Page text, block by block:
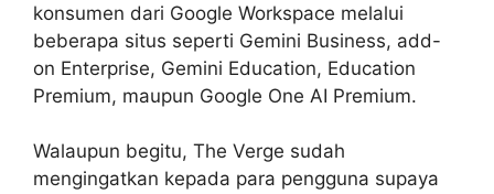
konsumen dari Google Workspace melalui
beberapa situs seperti Gemini Business, add-
on Enterprise, Gemini Education, Education
Premium, maupun Google One AI Premium.
Walaupun begitu, The Verge sudah
mengingatkan kepada para pengguna supaya